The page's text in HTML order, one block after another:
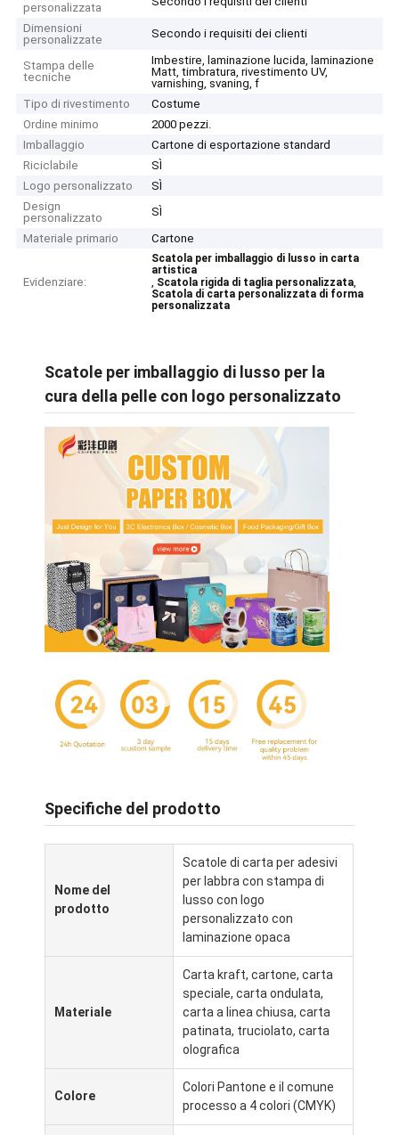
Prodotti
personalizzata
Dimensioni
personalizzate
Secondo i requisiti dei clienti
Stampa delle
tecniche
Imbestire, laminazione lucida, laminazione
Matt, timbratura, rivestimento UV,
varnishing, svaning, f
Tipo di rivestimento
Costume
Ordine minimo
2000 pezzi.
Imballaggio
Cartone di esportazione standard
Riciclabile
SÌ
Logo personalizzato
SÌ
Design
personalizzato
SÌ
Materiale primario
Cartone
Evidenziare:
Scatola per imballaggio di lusso in carta
artistica
, Scatola rigida di taglia personalizzata,
Scatola di carta personalizzata di forma
personalizzata
Scatole per imballaggio di lusso per la
cura della pelle con logo personalizzato
Specifiche del prodotto
Nome del
prodotto
Scatole di carta per adesivi
per labbra con stampa di
lusso con logo
personalizzato con
laminazione opaca
Materiale
Carta kraft, cartone, carta
speciale, carta ondulata,
carta a linea chiusa, carta
patinata, truciolato, carta
olografica
Colore
Colori Pantone e il comune
processo a 4 colori (CMYK)